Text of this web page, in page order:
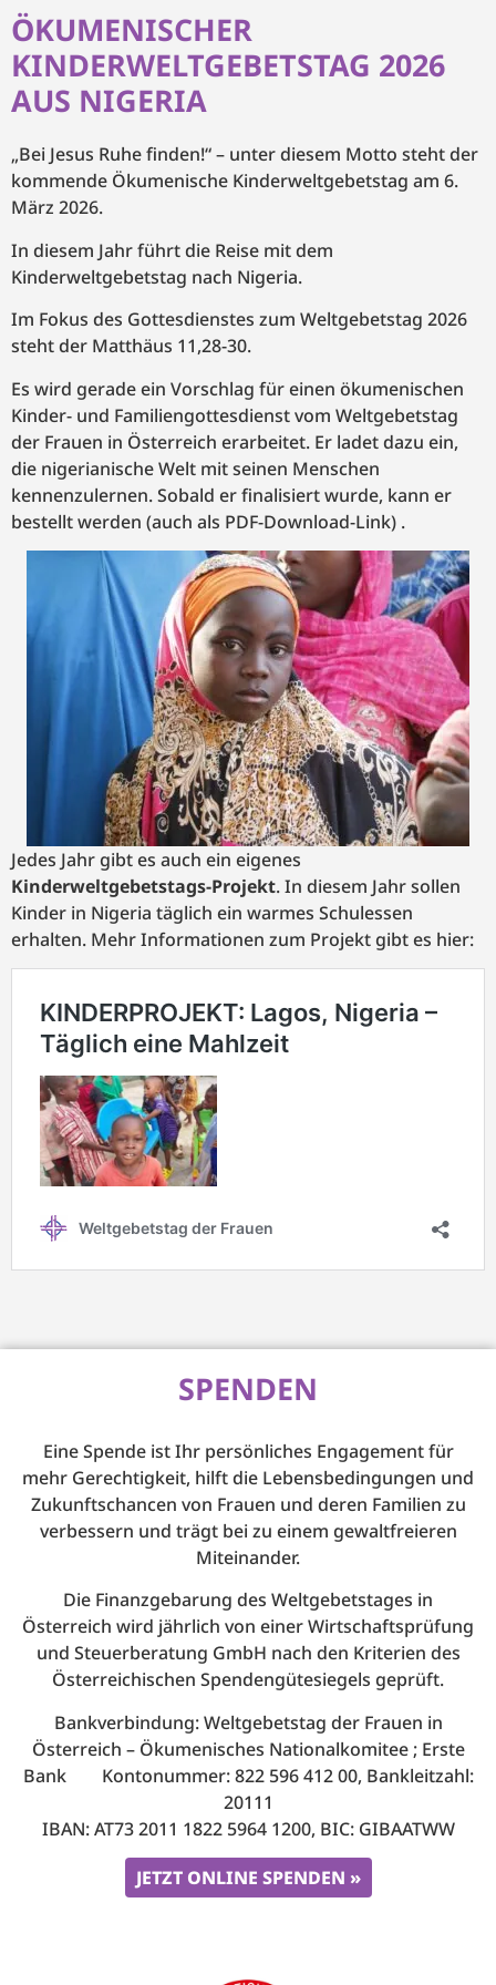
ÖKUMENISCHER
KINDERWELTGEBETSTAG 2026
AUS NIGERIA
„Bei Jesus Ruhe finden!“ – unter diesem Motto steht der
kommende Ökumenische Kinderweltgebetstag am 6.
März 2026.
In diesem Jahr führt die Reise mit dem
Kinderweltgebetstag nach Nigeria.
Im Fokus des Gottesdienstes zum Weltgebetstag 2026
steht der Matthäus 11,28-30.
Es wird gerade ein Vorschlag für einen ökumenischen
Kinder- und Familiengottesdienst vom Weltgebetstag
der Frauen in Österreich erarbeitet. Er ladet dazu ein,
die nigerianische Welt mit seinen Menschen
kennenzulernen. Sobald er finalisiert wurde, kann er
bestellt werden (auch als PDF-Download-Link) .
Jedes Jahr gibt es auch ein eigenes
Kinderweltgebetstags-Projekt. In diesem Jahr sollen
Kinder in Nigeria täglich ein warmes Schulessen
erhalten. Mehr Informationen zum Projekt gibt es hier:
SPENDEN
Eine Spende ist Ihr persönliches Engagement für
mehr Gerechtigkeit, hilft die Lebensbedingungen und
Zukunftschancen von Frauen und deren Familien zu
verbessern und trägt bei zu einem gewaltfreieren
Miteinander.
Die Finanzgebarung des Weltgebetstages in
Österreich wird jährlich von einer Wirtschaftsprüfung
und Steuerberatung GmbH nach den Kriterien des
Österreichischen Spendengütesiegels geprüft.
Bankverbindung: Weltgebetstag der Frauen in
Österreich – Ökumenisches Nationalkomitee ; Erste
Bank Kontonummer: 822 596 412 00, Bankleitzahl:
20111
IBAN: AT73 2011 1822 5964 1200, BIC: GIBAATWW
JETZT ONLINE SPENDEN »